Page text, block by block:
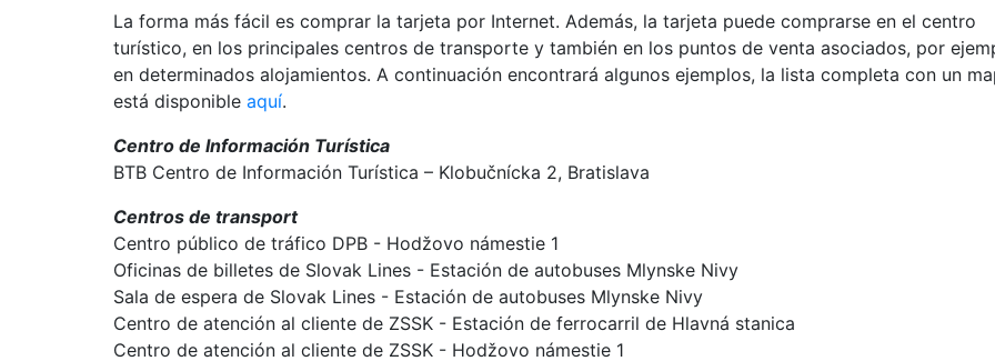
La forma más fácil es comprar la tarjeta por Internet. Además, la tarjeta puede comprarse en el centro
turístico, en los principales centros de transporte y también en los puntos de venta asociados, por
en determinados alojamientos. A continuación encontrará algunos ejemplos, la lista completa con un
está disponible aquí.
Centro de Información Turística
BTB Centro de Información Turística – Klobučnícka 2, Bratislava
Centros de transport
Centro público de tráfico DPB - Hodžovo námestie 1
Oficinas de billetes de Slovak Lines - Estación de autobuses Mlynske Nivy
Sala de espera de Slovak Lines - Estación de autobuses Mlynske Nivy
Centro de atención al cliente de ZSSK - Estación de ferrocarril de Hlavná stanica
Centro de atención al cliente de ZSSK - Hodžovo námestie 1